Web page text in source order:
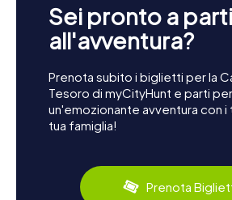
Sei pronto a
all'avventura?
Prenota subito i biglietti per la
Tesoro di myCityHunt e parti per
un'emozionante avventura con i
tua famiglia!
Prenota